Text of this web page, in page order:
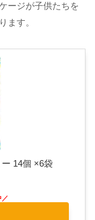
ージが子供たちを
ます。
14個 ×6袋